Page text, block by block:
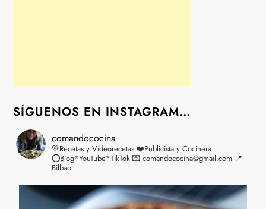
SÍGUENOS EN INSTAGRAM…
comandococina
💚Recetas y Vídeorecetas ❤️Publicista y Cocinera
⭕Blog*YouTube*TikTok 💌 comandococina@gmail.com 📍
Bilbao